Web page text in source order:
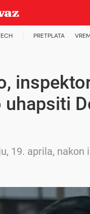
PRETPLATA
uhapsiti
19. aprila, nakon